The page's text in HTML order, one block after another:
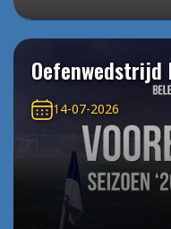
Oefenwedstrijd
14-07-2026